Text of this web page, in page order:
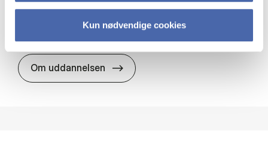
Kun nødvendige cookies
Organisation og ledelse
Om uddannelsen HA(it.) - erhvervs­økonomi og